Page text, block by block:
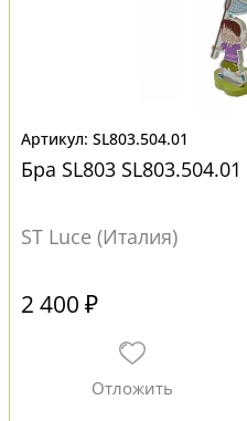
SL803.504.01
Бра SL803 SL803.504.01
ST Luce (Италия)
2 400 ₽